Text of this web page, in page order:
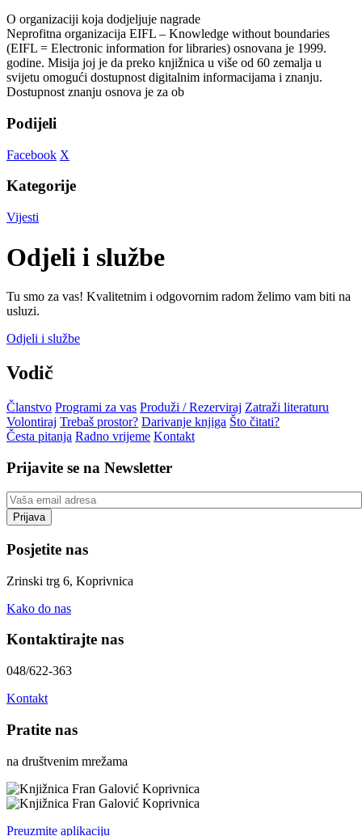
O organizaciji koja dodjeljuje nagrade
Neprofitna organizacija EIFL – Knowledge without boundaries
(EIFL = Electronic information for libraries) osnovana je 1999.
godine. Misija joj je da preko knjižnica u više od 60 zemalja u
svijetu omogući dostupnost digitalnim informacijama i znanju.
Dostupnost znanju osnova je za ob
Podijeli
Facebook X
Kategorije
Vijesti
Odjeli i službe
Tu smo za vas! Kvalitetnim i odgovornim radom želimo vam biti na
usluzi.
Odjeli i službe
Vodič
Članstvo Programi za vas Produži / Rezerviraj Zatraži literaturu
Volontiraj Trebaš prostor? Darivanje knjiga Što čitati?
Česta pitanja Radno vrijeme Kontakt
Prijavite se na Newsletter
Posjetite nas
Zrinski trg 6, Koprivnica
Kako do nas
Kontaktirajte nas
048/622-363
Kontakt
Pratite nas
na društvenim mrežama
Preuzmite aplikaciju